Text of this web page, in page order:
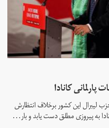
کانادا
لیبرال این کشور برخلاف انتظارش
به پیروزی مطلق دست یابد و بار...